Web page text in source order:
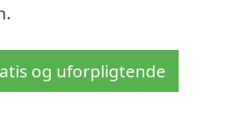
og uforpligtende